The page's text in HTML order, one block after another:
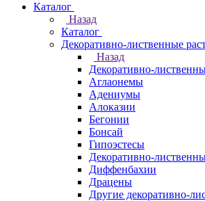
Каталог
Назад
Каталог
Декоративно-лиственные
Назад
Декоративно-
Аглаонемы
Адениумы
Алоказии
Бегонии
Бонсай
Гипоэстесы
Декоративно-
Диффенбахии
Драцены
Другие декоративно-